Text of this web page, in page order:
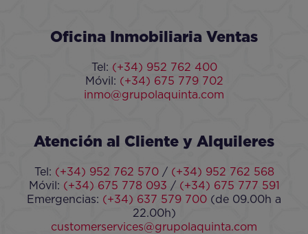
Oficina Inmobiliaria Ventas
Tel: (+34) 952 762 400
Móvil: (+34) 675 779 702
inmo@grupolaquinta.com
Atención al Cliente y Alquileres
Tel: (+34) 952 762 570/ (+34) 952 762 568
Móvil: (+34) 675 778 093 / (+34) 675 777 591
Emergencias: (+34) 637 579 700 (de 09.00h a
22.00h)
customerservices@grupolaquinta.com